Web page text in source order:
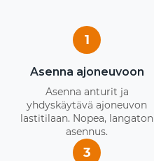
1
Asenna ajoneuvoon
Asenna anturit ja
yhdyskäytävä ajoneuvon
lastitilaan. Nopea, langaton
asennus.
3